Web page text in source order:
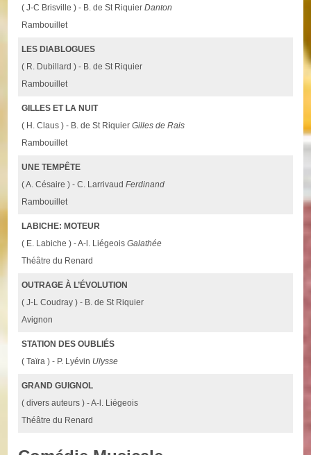
( J-C Brisville ) - B. de St RiquierDanton
Rambouillet
LES DIABLOGUES
( R. Dubillard ) - B. de St Riquier
Rambouillet
GILLES ET LA NUIT
( H. Claus ) - B. de St RiquierGilles de Rais
Rambouillet
UNE TEMPÊTE
( A. Césaire ) - C. LarrivaudFerdinand
Rambouillet
LABICHE: MOTEUR
( E. Labiche ) - A-l. LiégeoisGalathée
Théâtre du Renard
OUTRAGE À L’ÉVOLUTION
( J-L Coudray ) - B. de St Riquier
Avignon
STATION DES OUBLIÉS
( Taïra ) - P. Lyévin Ulysse
GRAND GUIGNOL
( divers auteurs ) - A-l. Liégeois
Théâtre du Renard